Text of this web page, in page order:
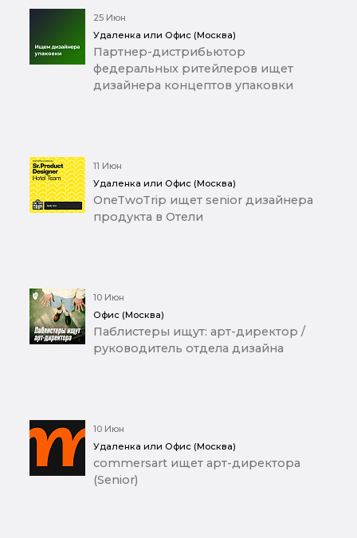
25 Июн
Удаленка или Офис (Москва)
Партнер-дистрибьютор
федеральных ритейлеров ищет
дизайнера концептов упаковки
11 Июн
Удаленка или Офис (Москва)
OneTwoTrip ищет senior дизайнера
продукта в Отели
10 Июн
Офис (Москва)
Паблистеры ищут: арт-директор /
руководитель отдела дизайна
10 Июн
Удаленка или Офис (Москва)
commersart ищет арт-директора
(Senior)